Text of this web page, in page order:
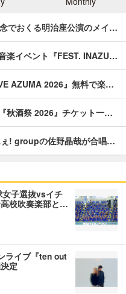
でおくる明治座公演のメイ…
楽イベント『FEST. INAZU…
AZUMA 2026』無料で楽…
秋酒祭 2026』チケット一…
ぇ! groupの佐野晶哉が合唱…
子選抜vsイチ
校吹奏楽部と…
ライブ『ten out
定